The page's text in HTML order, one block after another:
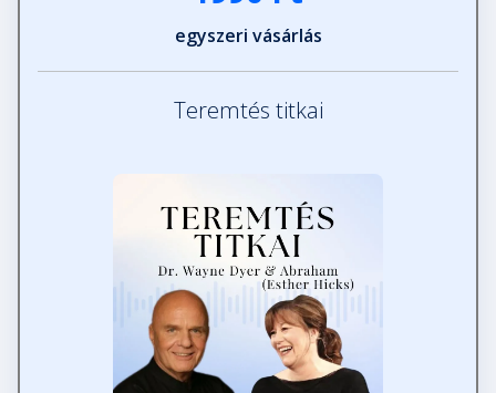
egyszeri vásárlás
Teremtés titkai